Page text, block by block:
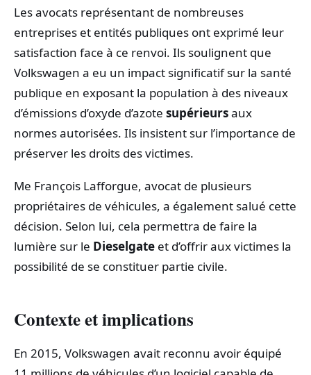
Les avocats représentant de nombreuses
entreprises et entités publiques ont exprimé leur
satisfaction face à ce renvoi. Ils soulignent que
Volkswagen a eu un impact significatif sur la santé
publique en exposant la population à des niveaux
d’émissions d’oxyde d’azote supérieursaux
normes autorisées. Ils insistent sur l’importance de
préserver les droits des victimes.
Me François Lafforgue, avocat de plusieurs
propriétaires de véhicules, a également salué cette
décision. Selon lui, cela permettra de faire la
lumière sur le Dieselgate et d’offrir aux victimes la
possibilité de se constituer partie civile.
Contexte et implications
En 2015, Volkswagen avait reconnu avoir équipé